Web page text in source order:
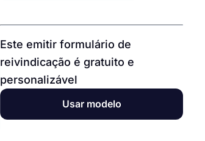
Este emitir formulário de
reivindicação é gratuito e
personalizável
Usar modelo